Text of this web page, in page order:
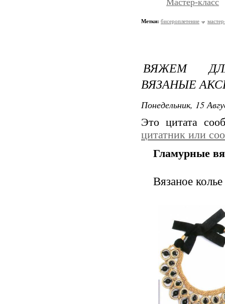
Мастер-класс
Метки: бисероплетение
ВЯЖЕМ
ВЯЗАНЫЕ
Понедельник, 15
Это цитата
цитатник или
Гламурные
Вязаное